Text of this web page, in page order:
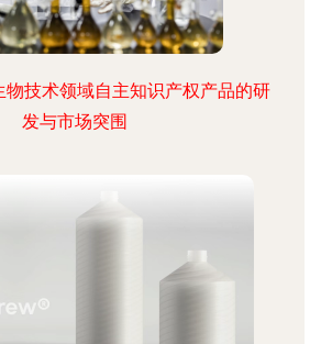
物技术领域自主知识产权产品的研
发与市场突围